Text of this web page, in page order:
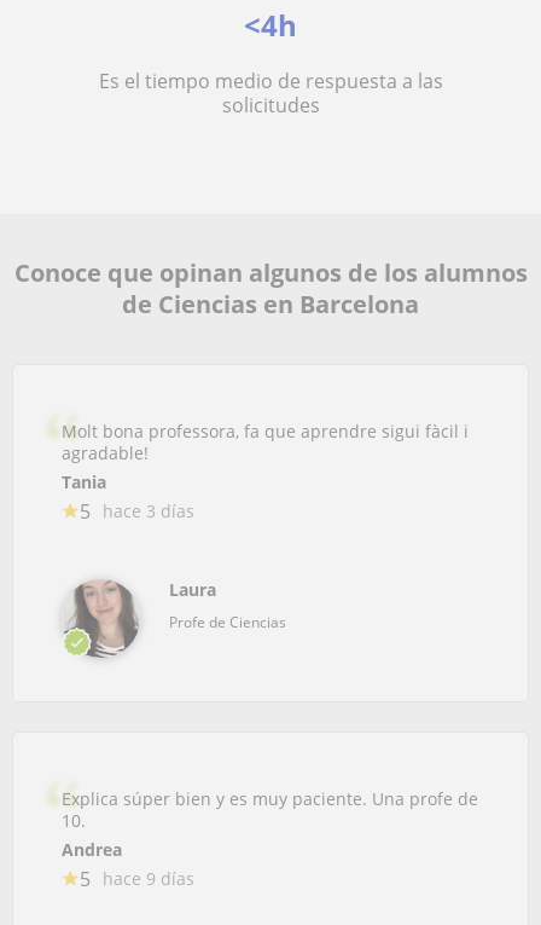
<4h
Es el tiempo medio de respuesta a las
solicitudes
Conoce que opinan algunos de los alumnos
de Ciencias en Barcelona
Molt bona professora, fa que aprendre sigui fàcil i
agradable!
Tania
5 hace 3 días
Laura
Profe de Ciencias
Explica súper bien y es muy paciente. Una profe de
10.
Andrea
5 hace 9 días